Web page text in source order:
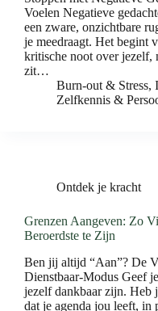
Voelen Negatieve
een zware, onzichtbare
je meedraagt. Het begint
kritische noot over jezelf,
zit…
Burn-out & Stress,
Zelfkennis &
Ontdek je kracht
Grenzen Aangeven: Zo
Beroerdste te Zijn
Ben jij altijd “Aan”? De
Dienstbaar-Modus Geef
jezelf dankbaar zijn. Heb
dat je agenda jou leeft, in